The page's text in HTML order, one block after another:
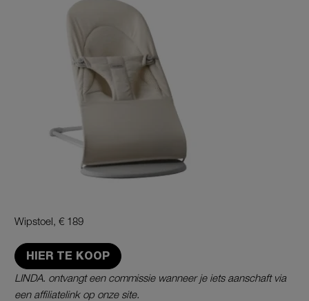
Wipstoel, € 189
HIER TE KOOP
LINDA. ontvangt een commissie wanneer je iets aanschaft via
een affiliatelink op onze site.